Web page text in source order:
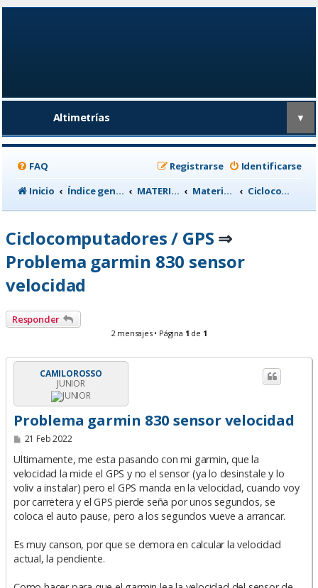
Altimetrías ▼
FAQ Identificarse
Registrarse
Inicio
Índice general MATERIAL CICLISTA Material para Entrenamiento Ciclocomputadores / GPS
Ciclocomputadores / GPS ⇒
Problema garmin 830 sensor
velocidad
Responder
2 mensajes • Página 1 de 1
CAMILOROSSO
JUNIOR
Problema garmin 830 sensor velocidad
M
n
s
a
j
e
21 Feb 2022
Ultimamente, me esta pasando con mi garmin, que la
velocidad la mide el GPS y no el sensor (ya lo desinstale y lo
voliv a instalar) pero el GPS manda en la velocidad, cuando voy
por carretera y el GPS pierde seña por unos segundos, se
coloca el auto pause, pero a los segundos vueve a arrancar.
Es muy canson, por que se demora en calcular la velocidad
actual, la pendiente.